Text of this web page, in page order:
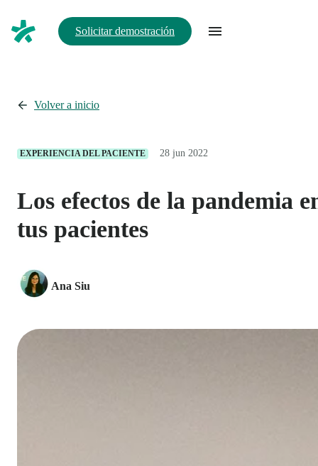
Solicitar demostración
Volver a inicio
EXPERIENCIA DEL PACIENTE 28 jun 2022
Los efectos de la pandemia
tus pacientes
Ana Siu